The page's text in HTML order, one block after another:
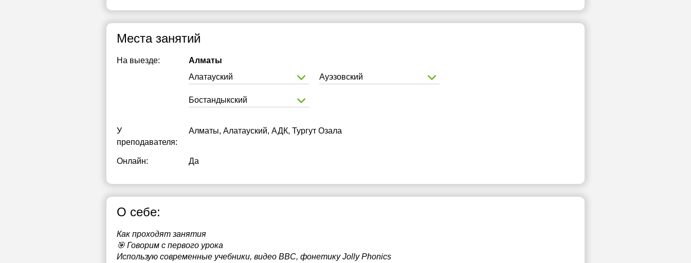
Места занятий
На выезде:
Алматы
Алатауский
Ауэзовский
Бостандыкский
У
преподавателя:
Алматы, Алатауский, АДК, Тургут Озала
Онлайн: Да
О себе:
Как проходят занятия
🎯 Говорим с первого урока
Использую современные учебники, видео BBC, фонетику Jolly Phonics